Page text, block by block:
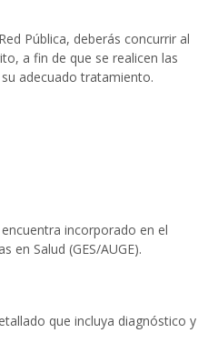
Pública, deberás concurrir al
a fin de que se realicen las
adecuado tratamiento.
incorporado en el
en Salud (GES/AUGE).
que incluya diagnóstico y